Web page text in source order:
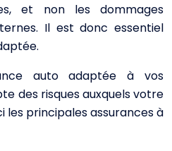
et non les dommages
Il est donc essentiel
auto adaptée à vos
des risques auxquels votre
les principales assurances à